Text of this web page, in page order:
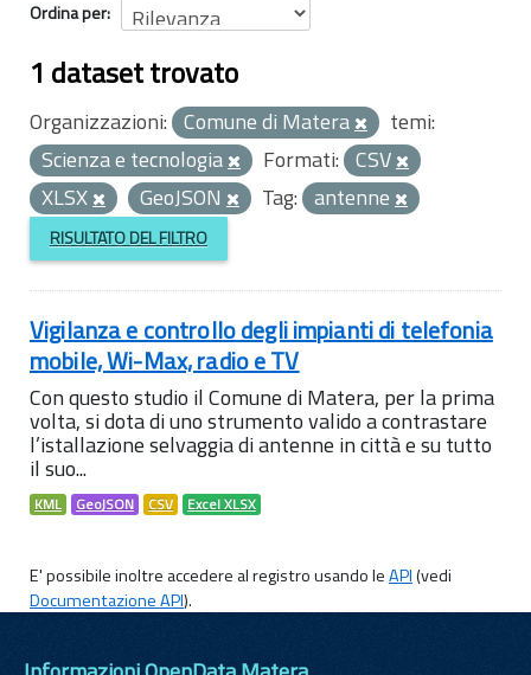
Ordina per
1 dataset trovato
Organizzazioni: Comune di Matera
temi:
Scienza e tecnologia
Formati: CSV
XLSX
GeoJSON Tag: antenne
RISULTATO DEL FILTRO
Vigilanza e controllo degli impianti di telefonia
mobile, Wi-Max, radio e TV
Con questo studio il Comune di Matera, per la prima
volta, si dota di uno strumento valido a contrastare
l’istallazione selvaggia di antenne in città e su tutto
il suo...
KML GeoJSON CSV Excel XLSX
E' possibile inoltre accedere al registro usando leAPI(vedi
Documentazione API).